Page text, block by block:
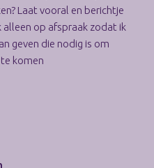
Laat vooral en berichtje
alleen op afspraak zodat ik
geven die nodig is om
komen